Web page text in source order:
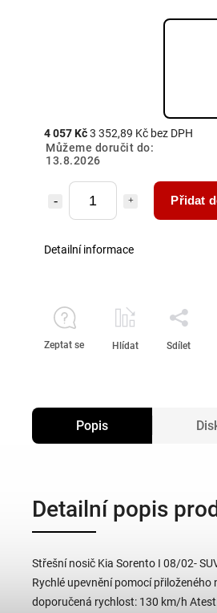
4 057 Kč3 352,89 Kč bez DPH
Můžeme doručit do:
13.8.2026
Přidat
Detailní informace
Zeptat se Hlídat Sdílet
Popis
Detailní popis
Střešní nosič Kia Sorento I 08/02-
Rychlé upevnění pomocí
doporučená rychlost: 130 km/h